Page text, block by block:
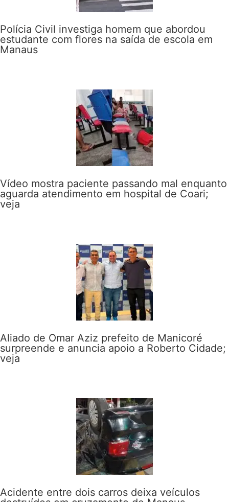
Polícia Civil investiga homem que abordou
estudante com flores na saída de escola em
Manaus
Vídeo mostra paciente passando mal enquanto
aguarda atendimento em hospital de Coari;
veja
Aliado de Omar Aziz prefeito de Manicoré
surpreende e anuncia apoio a Roberto Cidade;
veja
Acidente entre dois carros deixa veículos